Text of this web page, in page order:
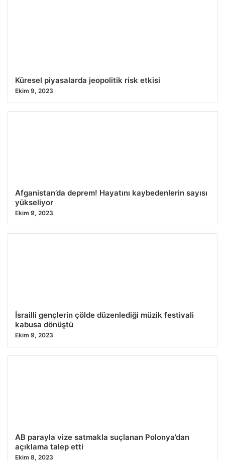
Küresel piyasalarda jeopolitik risk etkisi
Ekim 9, 2023
Afganistan’da deprem! Hayatını kaybedenlerin sayısı
yükseliyor
Ekim 9, 2023
İsrailli gençlerin çölde düzenlediği müzik festivali
kabusa dönüştü
Ekim 9, 2023
AB parayla vize satmakla suçlanan Polonya’dan
açıklama talep etti
Ekim 8, 2023